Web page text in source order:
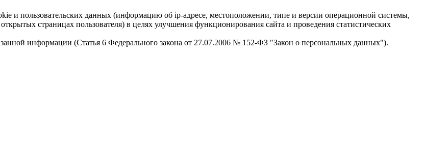
и пользовательских данных (информацию об ip-адресе, местоположении, типе и версии операционной системы,
страницах пользователя) в целях улучшения функционирования сайта и проведения статистических
информации (Статья 6 Федерального закона от 27.07.2006 № 152-ФЗ "Закон о персональных данных").